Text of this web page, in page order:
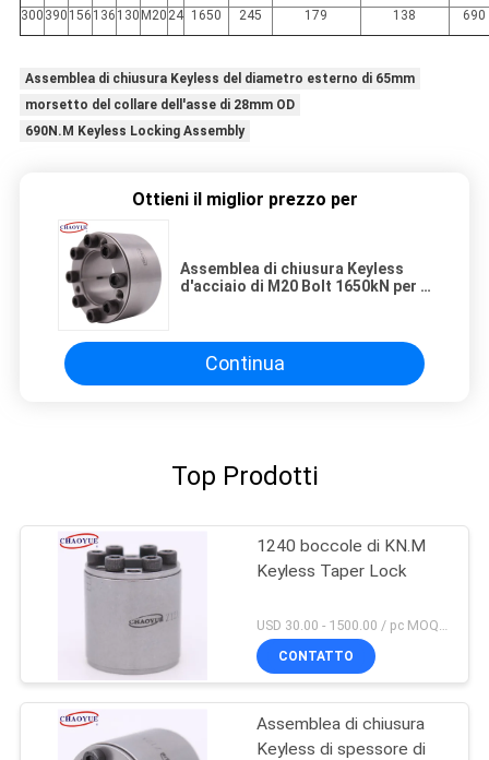
300 390 156 136 130 M20 24 1650 245 179 138 690
Assemblea di chiusura Keyless del diametro esterno di 65mm
morsetto del collare dell'asse di 28mm OD
690N.M Keyless Locking Assembly
Ottieni il miglior prezzo per
Assemblea di chiusura Keyless
d'acciaio di M20 Bolt 1650kN per il
Continua
Top Prodotti
1240 boccole di KN.M
Keyless Taper Lock
USD 30.00 - 1500.00 / pc MOQ:1 PC
CONTATTO
Assemblea di chiusura
Keyless di spessore di